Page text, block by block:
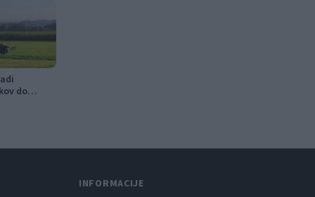
do
INFORMACIJE